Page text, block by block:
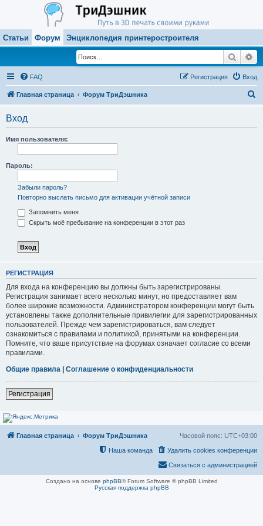
Статьи Форум Энциклопедия принтеростроителя
Поиск
FAQ Вход
Регистрация
Главная страница Форум ТриДэшника
Вход
Имя пользователя:
Пароль:
Забыли пароль?
Повторно выслать письмо для активации учётной записи
Запомнить меня
Скрыть моё пребывание на конференции в этот раз
РЕГИСТРАЦИЯ
Для входа на конференцию вы должны быть зарегистрированы.
Регистрация занимает всего несколько минут, но предоставляет вам
более широкие возможности. Администратором конференции могут быть
установлены также дополнительные привилегии для зарегистрированных
пользователей. Прежде чем зарегистрироваться, вам следует
ознакомиться с правилами и политикой, принятыми на конференции.
Помните, что ваше присутствие на форумах означает согласие со всеми
правилами.
Общие правила | Соглашение о конфиденциальности
Регистрация
Главная страница Форум ТриДэшника Часовой пояс: UTC+03:00
Удалить cookies конференции
Наша команда
Связаться с администрацией
Создано на основе phpBB® Forum Software © phpBB Limited
Русская поддержка phpBB